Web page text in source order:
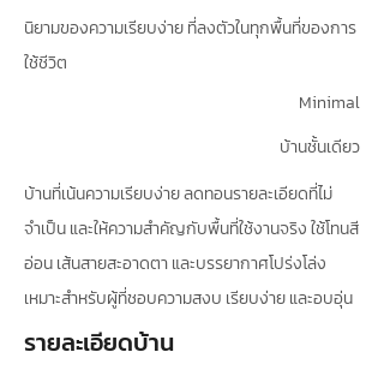
นิยามของความเรียบง่าย ที่ลงตัวในทุกพื้นที่ของการ
ใช้ชีวิต
Minimal
บ้านชั้นเดียว
บ้านที่เน้นความเรียบง่าย ลดทอนรายละเอียดที่ไม่
จำเป็น และให้ความสำคัญกับพื้นที่ใช้งานจริง ใช้โทนสี
อ่อน เส้นสายสะอาดตา และบรรยากาศโปร่งโล่ง
เหมาะสำหรับผู้ที่ชอบความสงบ เรียบง่าย และอบอุ่น
รายละเอียดบ้าน